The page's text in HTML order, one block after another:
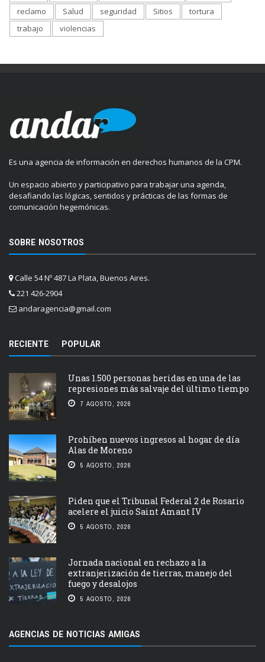
reclamo
Salud seguridad Sitios
tortura
trabajo
violencias
Es una agencia de información en derechos humanos de la CPM.
Un espacio abierto y participativo para trabajar una agenda,
desafiando las lógicas, sentidos y prácticas de las formas de
comunicación hegemónicas.
SOBRE NOSOTROS
Calle 54 Nº 487 La Plata, Buenos Aires.
221 426-2904
andaragencia@gmail.com
RECIENTE POPULAR
Unas 1.500 personas heridas en una de las
represiones más salvaje del último tiempo
7 AGOSTO, 2026
Prohíben nuevos ingresos al hogar de día
Alas de Moreno
5 AGOSTO, 2026
Piden que el Tribunal Federal 2 de Rosario
acelere el juicio Saint Amant IV
5 AGOSTO, 2026
Jornada nacional en rechazo a la
extranjerización de tierras, manejo del
fuego y desalojos
5 AGOSTO, 2026
AGENCIAS DE NOTICIAS AMIGAS